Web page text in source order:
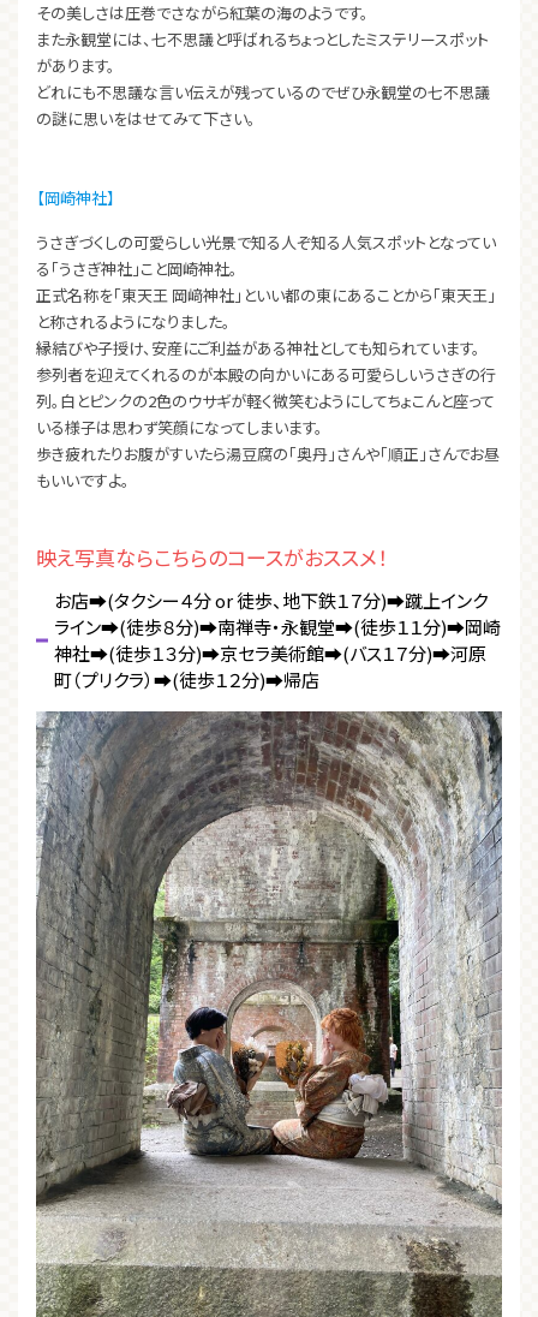
その美しさは圧巻でさながら紅葉の海のようです。
また永観堂には、七不思議と呼ばれるちょっとしたミステリースポット
があります。
どれにも不思議な言い伝えが残っているのでぜひ永観堂の七不思議
の謎に思いをはせてみて下さい。
【岡崎神社】
うさぎづくしの可愛らしい光景で知る人ぞ知る人気スポットとなってい
る「うさぎ神社」こと岡崎神社。
正式名称を「東天王 岡﨑神社」といい都の東にあることから「東天王」
と称されるようになりました。
縁結びや子授け、安産にご利益がある神社としても知られています。
参列者を迎えてくれるのが本殿の向かいにある可愛らしいうさぎの行
列。白とピンクの2色のウサギが軽く微笑むようにしてちょこんと座って
いる様子は思わず笑顔になってしまいます。
歩き疲れたりお腹がすいたら湯豆腐の「奥丹」さんや「順正」さんでお昼
もいいですよ。
映え写真ならこちらのコースがおススメ！
お店➡(タクシー４分 or 徒歩、地下鉄１７分)➡蹴上インク
ライン➡(徒歩８分)➡南禅寺・永観堂➡(徒歩１１分)➡岡崎
神社➡(徒歩１３分)➡京セラ美術館➡(バス１７分)➡河原
町（プリクラ）➡(徒歩１２分)➡帰店